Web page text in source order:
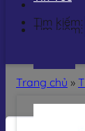
Tìm kiếm:
Tìm kiếm:
Trang chủ »